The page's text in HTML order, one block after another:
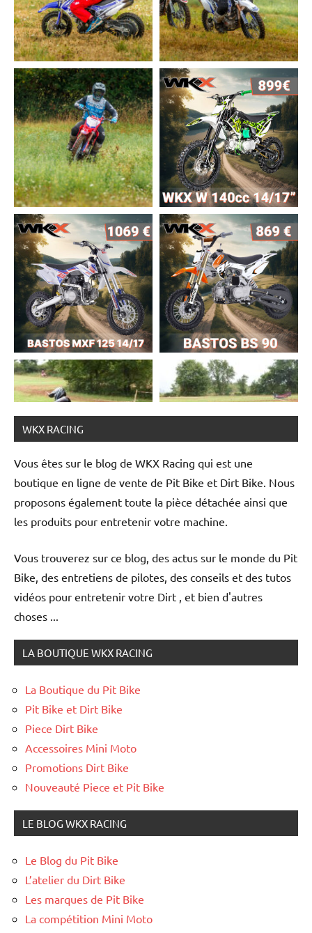
Suivez-nous !
WKX RACING
Vous êtes sur le blog de WKX Racing qui est une
boutique en ligne de vente de Pit Bike et Dirt Bike. Nous
proposons également toute la pièce détachée ainsi que
les produits pour entretenir votre machine.
Vous trouverez sur ce blog, des actus sur le monde du Pit
Bike, des entretiens de pilotes, des conseils et des tutos
vidéos pour entretenir votre Dirt , et bien d'autres
choses ...
LA BOUTIQUE WKX RACING
La Boutique du Pit Bike
Pit Bike et Dirt Bike
Piece Dirt Bike
Accessoires Mini Moto
Promotions Dirt Bike
Nouveauté Piece et Pit Bike
LE BLOG WKX RACING
Le Blog du Pit Bike
L’atelier du Dirt Bike
Les marques de Pit Bike
La compétition Mini Moto